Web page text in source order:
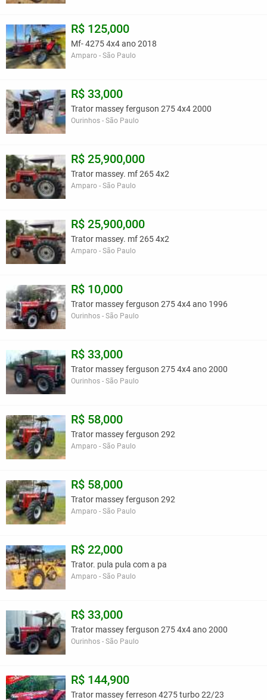
R$ 125,000
Mf- 4275 4x4 ano 2018
Amparo - São Paulo
R$ 33,000
Trator massey ferguson 275 4x4 2000
Ourinhos - São Paulo
R$ 25,900,000
Trator massey. mf 265 4x2
Amparo - São Paulo
R$ 25,900,000
Trator massey. mf 265 4x2
Amparo - São Paulo
R$ 10,000
Trator massey ferguson 275 4x4 ano 1996
Ourinhos - São Paulo
R$ 33,000
Trator massey ferguson 275 4x4 ano 2000
Ourinhos - São Paulo
R$ 58,000
Trator massey ferguson 292
Amparo - São Paulo
R$ 58,000
Trator massey ferguson 292
Amparo - São Paulo
R$ 22,000
Trator. pula pula com a pa
Amparo - São Paulo
R$ 33,000
Trator massey ferguson 275 4x4 ano 2000
Ourinhos - São Paulo
R$ 144,900
Trator massey ferreson 4275 turbo 22/23